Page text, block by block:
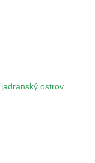
ostrov